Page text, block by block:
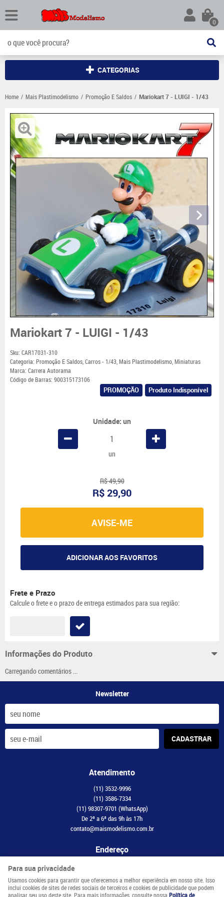
0
CATEGORIAS
Home Mais Plastimodelismo Promoção E Saldos Mariokart 7 - LUIGI - 1/43
Mariokart 7 - LUIGI - 1/43
Sku: CAR17031-310
Categoria: Promoção E Saldos,Carros - 1/43,Mais Plastimodelismo,Miniaturas
Marca: Carrera Autorama
Código de Barras: 900315173106
PROMOÇÃO Produto Indisponível
Unidade: un
un
R$ 49,90
R$ 29,90
AVISE-ME
ADICIONAR AOS FAVORITOS
Frete e Prazo
Calcule o frete e o prazo de entrega estimados para sua região:
Informações do Produto
Carregando comentários ...
Newsletter
CADASTRAR
Atendimento
(11) 3532-9996
(11) 3586-7334
(11) 98307-9701 (WhatsApp)
De 2ª a 6ª das 9h às 17h
contato@maismodelismo.com.br
Endereço
Avenida Adolfo Pinheiro, 2056, CJ 34
Para sua privacidade
Usamos cookies para garantir que oferecemos a melhor experiência em nosso site. Isso
inclui cookies de sites de redes sociais de terceiros e cookies de publicidade que podem
analisar seu uso deste site. Para mais informações, consulte nossa Política de